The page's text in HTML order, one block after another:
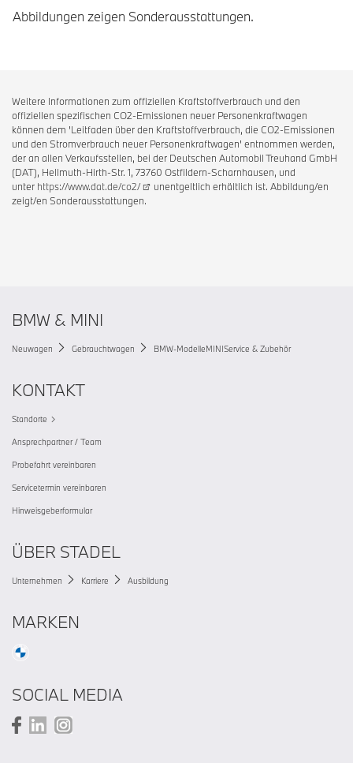
Abbildungen zeigen Sonderausstattungen.
Weitere Informationen zum offiziellen Kraftstoffverbrauch und den
offiziellen spezifischen CO2-Emissionen neuer Personenkraftwagen
können dem 'Leitfaden über den Kraftstoffverbrauch, die CO2-Emissionen
und den Stromverbrauch neuer Personenkraftwagen' entnommen werden,
der an allen Verkaufsstellen, bei der Deutschen Automobil Treuhand GmbH
(DAT), Hellmuth-Hirth-Str. 1, 73760 Ostfildern-Scharnhausen, und
unter https://www.dat.de/co2/
unentgeltlich erhältlich ist. Abbildung/en
zeigt/en Sonderausstattungen.
BMW & MINI
Neuwagen Gebrauchtwagen BMW-ModelleMINIService & Zubehör
KONTAKT
Standorte
Ansprechpartner / Team
Probefahrt vereinbaren
Servicetermin vereinbaren
Hinweisgeberformular
ÜBER STADEL
Unternehmen Karriere Ausbildung
MARKEN
SOCIAL MEDIA